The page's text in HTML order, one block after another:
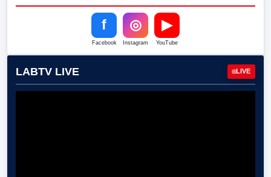
f
Facebook
◎
Instagram
▶
YouTube
LABTV LIVE LIVE